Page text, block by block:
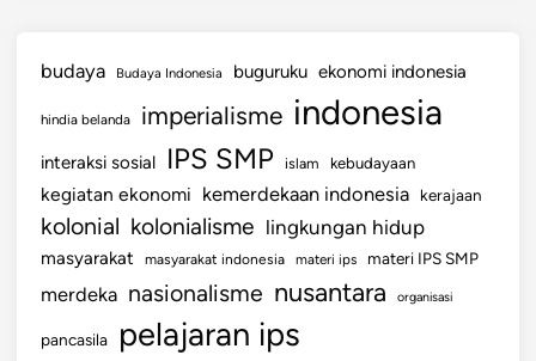
budaya Budaya Indonesia buguruku ekonomi indonesia
hindia belanda imperialisme indonesia
interaksi sosial IPS SMP islam kebudayaan
kegiatan ekonomi kemerdekaan indonesia kerajaan
kolonial kolonialisme lingkungan hidup
masyarakat masyarakat indonesia materi ips materi IPS SMP
merdeka nasionalisme nusantara organisasi
pancasila pelajaran ips